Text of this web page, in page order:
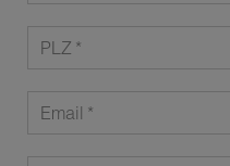
PLZ
Email